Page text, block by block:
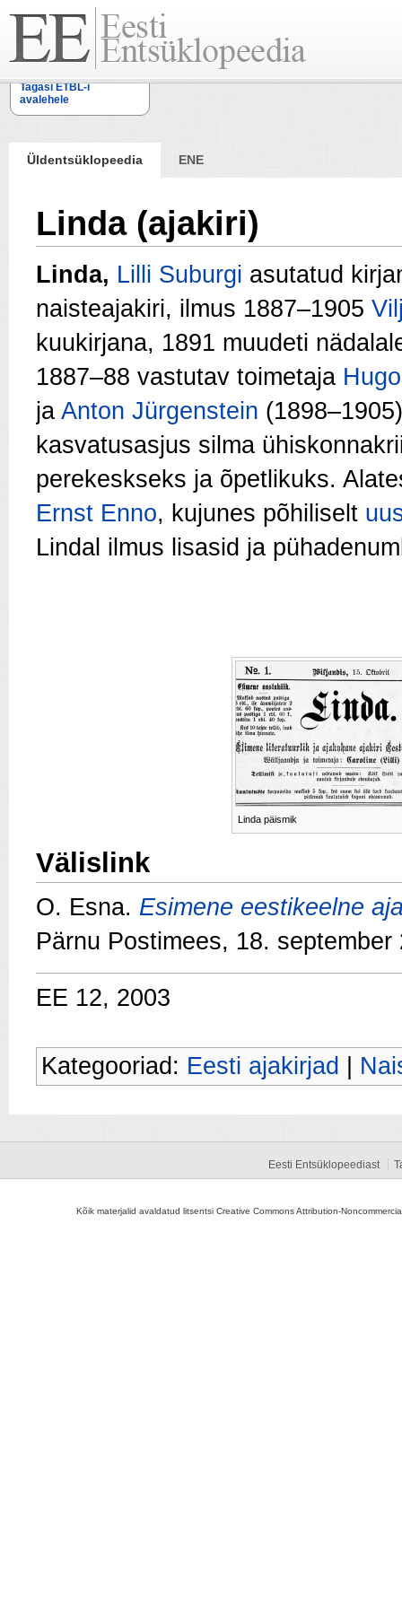
Tagasi ETBL-i
avalehele
Üldentsüklopeedia ENE
Linda (ajakiri)
Linda, Lilli Suburgi asutatud
naisteajakiri, ilmus 1887–1905
kuukirjana, 1891 muudeti
1887–88 vastutav toimetaja
ja Anton Jürgenstein
kasvatusasjus silma
perekeskseks ja õpetlikuks.
Ernst Enno, kujunes põhiliselt
Lindal ilmus lisasid ja
Linda päismik
Välislink
O. Esna. Esimene eestikeelne
Pärnu Postimees, 18. september
EE 12, 2003
Kategooriad: Eesti ajakirjad
Eesti Entsüklopeediast
Kõik materjalid avaldatud litsentsi Creative Commons Attribution-